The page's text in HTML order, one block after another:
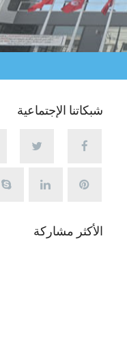
شبكاتنا الإجتماعية
الأكثر مشاركة